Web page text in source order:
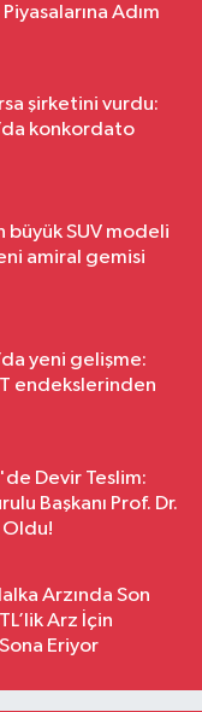
Adım
şirketini vurdu:
konkordato
büyük SUV modeli
amiral gemisi
yeni gelişme:
endekslerinden
Devir Teslim:
Başkanı Prof. Dr.
Oldu!
Arzında Son
Arz İçin
Eriyor